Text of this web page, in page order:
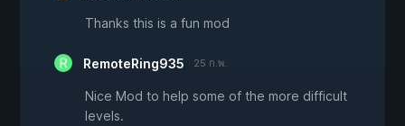
Thanks this is a fun mod
RemoteRing935 25 ก.พ.
Nice Mod to help some of the more difficult
levels.